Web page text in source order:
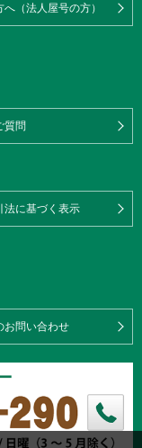
（法人屋号の方）
質問
法に基づく表示
お問い合わせ